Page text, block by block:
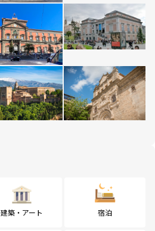
建築・アート 宿泊